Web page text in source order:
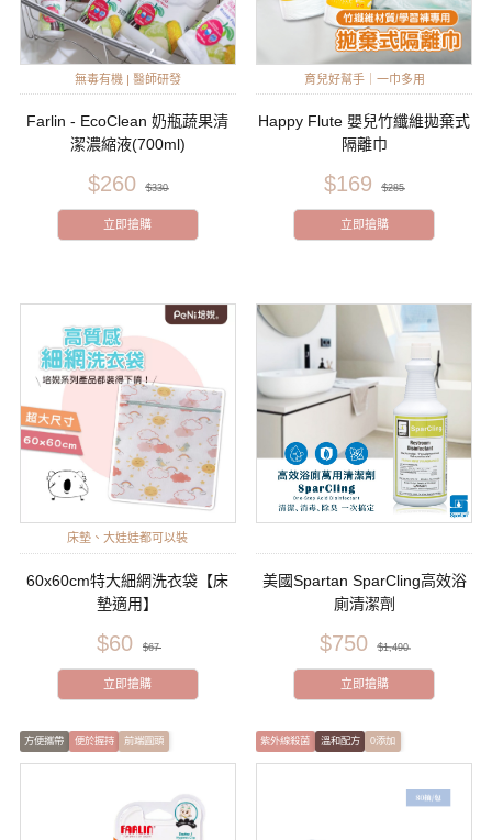
無毒有機 | 醫師研發
Farlin - EcoClean 奶瓶蔬果清
潔濃縮液(700ml)
$260 $330
立即搶購
育兒好幫手｜一巾多用
Happy Flute 嬰兒竹纖維拋棄式
隔離巾
$169 $285
立即搶購
床墊、大娃娃都可以裝
60x60cm特大細網洗衣袋【床
墊適用】
$60 $67
立即搶購
美國Spartan SparCling高效浴
廁清潔劑
$750 $1,490
立即搶購
方便攜帶 便於握持 前端圓頭 紫外線殺菌 溫和配方 0添加